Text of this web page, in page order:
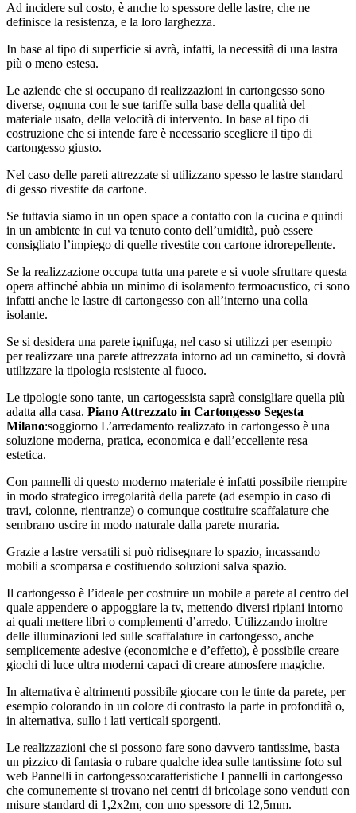
Ad incidere sul costo, è anche lo spessore delle lastre, che ne
definisce la resistenza, e la loro larghezza.
In base al tipo di superficie si avrà, infatti, la necessità di una lastra
più o meno estesa.
Le aziende che si occupano di realizzazioni in cartongesso sono
diverse, ognuna con le sue tariffe sulla base della qualità del
materiale usato, della velocità di intervento. In base al tipo di
costruzione che si intende fare è necessario scegliere il tipo di
cartongesso giusto.
Nel caso delle pareti attrezzate si utilizzano spesso le lastre standard
di gesso rivestite da cartone.
Se tuttavia siamo in un open space a contatto con la cucina e quindi
in un ambiente in cui va tenuto conto dell’umidità, può essere
consigliato l’impiego di quelle rivestite con cartone idrorepellente.
Se la realizzazione occupa tutta una parete e si vuole sfruttare questa
opera affinché abbia un minimo di isolamento termoacustico, ci sono
infatti anche le lastre di cartongesso con all’interno una colla
isolante.
Se si desidera una parete ignifuga, nel caso si utilizzi per esempio
per realizzare una parete attrezzata intorno ad un caminetto, si dovrà
utilizzare la tipologia resistente al fuoco.
Le tipologie sono tante, un cartogessista saprà consigliare quella più
adatta alla casa. Piano Attrezzato in Cartongesso Segesta
Milano:soggiorno L’arredamento realizzato in cartongesso è una
soluzione moderna, pratica, economica e dall’eccellente resa
estetica.
Con pannelli di questo moderno materiale è infatti possibile riempire
in modo strategico irregolarità della parete (ad esempio in caso di
travi, colonne, rientranze) o comunque costituire scaffalature che
sembrano uscire in modo naturale dalla parete muraria.
Grazie a lastre versatili si può ridisegnare lo spazio, incassando
mobili a scomparsa e costituendo soluzioni salva spazio.
Il cartongesso è l’ideale per costruire un mobile a parete al centro del
quale appendere o appoggiare la tv, mettendo diversi ripiani intorno
ai quali mettere libri o complementi d’arredo. Utilizzando inoltre
delle illuminazioni led sulle scaffalature in cartongesso, anche
semplicemente adesive (economiche e d’effetto), è possibile creare
giochi di luce ultra moderni capaci di creare atmosfere magiche.
In alternativa è altrimenti possibile giocare con le tinte da parete, per
esempio colorando in un colore di contrasto la parte in profondità o,
in alternativa, sullo i lati verticali sporgenti.
Le realizzazioni che si possono fare sono davvero tantissime, basta
un pizzico di fantasia o rubare qualche idea sulle tantissime foto sul
web Pannelli in cartongesso:caratteristiche I pannelli in cartongesso
che comunemente si trovano nei centri di bricolage sono venduti con
misure standard di 1,2x2m, con uno spessore di 12,5mm.